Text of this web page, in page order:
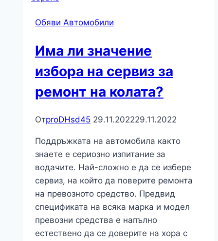
на
крушките
автомобил?
Обяви Автомобили
Има ли значение
избора на сервиз за
ремонт на колата?
ОтproDHsd45 29.11.202229.11.2022
Поддръжката на автомобила както
знаете е сериозно изпитание за
водачите. Най-сложно е да се избере
сервиз, на който да поверите ремонта
на превозното средство. Предвид
спецификата на всяка марка и модел
превозни средства е напълно
естествено да се доверите на хора с